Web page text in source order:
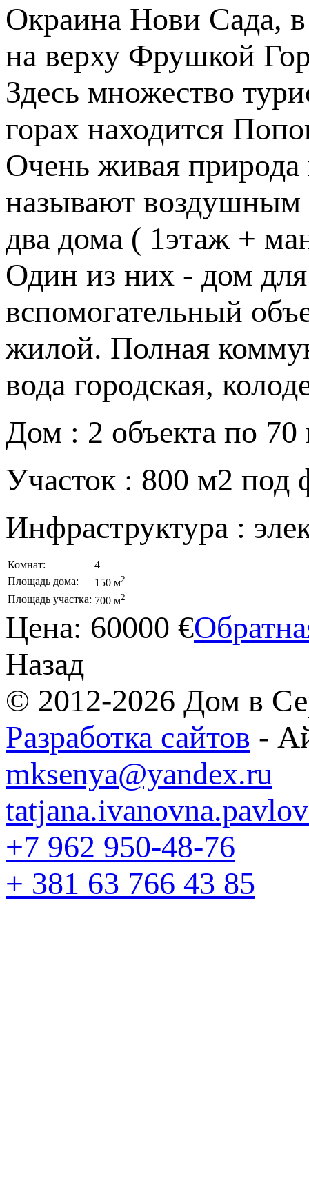
Окраина Нови Сада,
на верху Фрушкой
Здесь множество
горах находится
Очень живая природа
называют воздушным
два дома ( 1этаж +
Один из них - дом
вспомогательный
жилой. Полная
вода городская,
Дом : 2 объекта по
Участок : 800 м2 под
Инфраструктура :
Комнат:
4
Площадь дома:
150 м2
Площадь участка: 700 м2
Цена: 60000 €
Назад
© 2012-2026 Дом в
Разработка сайтов -
mksenya@yandex.ru
+7 962 950-48-76
+ 381 63 766 43 85